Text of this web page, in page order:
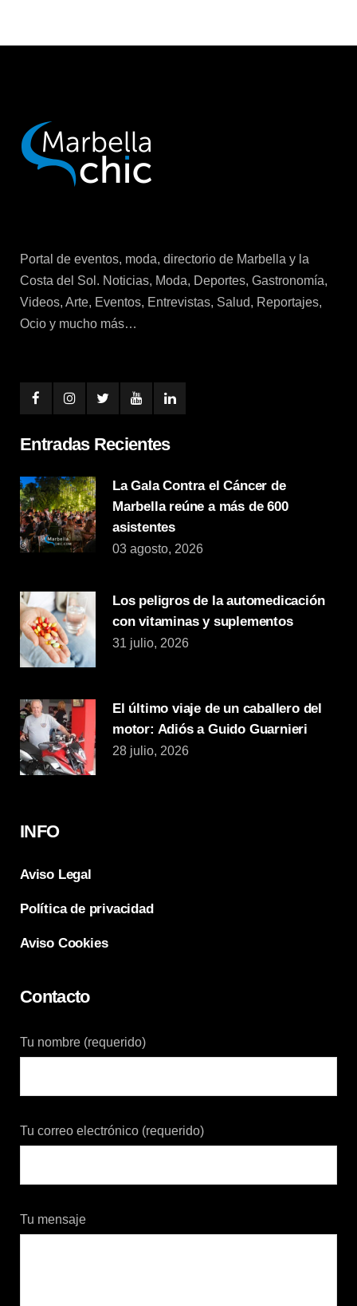
Portal de eventos, moda, directorio de Marbella y la
Costa del Sol. Noticias, Moda, Deportes, Gastronomía,
Videos, Arte, Eventos, Entrevistas, Salud, Reportajes,
Ocio y mucho más…
Entradas Recientes
La Gala Contra el Cáncer de
Marbella reúne a más de 600
asistentes
03 agosto, 2026
Los peligros de la automedicación
con vitaminas y suplementos
31 julio, 2026
El último viaje de un caballero del
motor: Adiós a Guido Guarnieri
28 julio, 2026
INFO
Aviso Legal
Política de privacidad
Aviso Cookies
Contacto
Tu nombre (requerido)
Tu correo electrónico (requerido)
Tu mensaje